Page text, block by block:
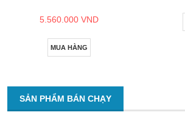
5.560.000 VND
MUA HÀNG
SẢN PHẨM BÁN CHẠY